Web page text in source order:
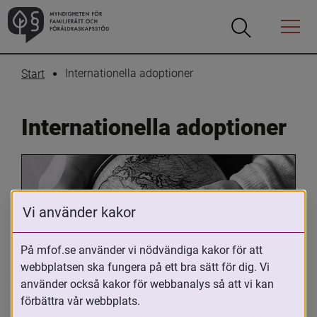
Öppna
Öppna
Menyn
Start Internationella adoptioner
Internationella adoptioner
Oavsett om du är adopterad,
adoptivförälder eller arbetar med
Vi använder kakor
På mfof.se använder vi nödvändiga kakor för att
webbplatsen ska fungera på ett bra sätt för dig. Vi
använder också kakor för webbanalys så att vi kan
förbättra vår webbplats.